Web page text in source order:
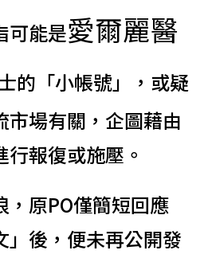
可能是愛爾麗醫
的「小帳號」，或疑
市場有關，企圖藉由
報復或施壓。
，原PO僅簡短回應
」後，便未再公開發